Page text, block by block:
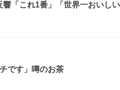
「これ1番」「世界一おいし
です」噂のお茶